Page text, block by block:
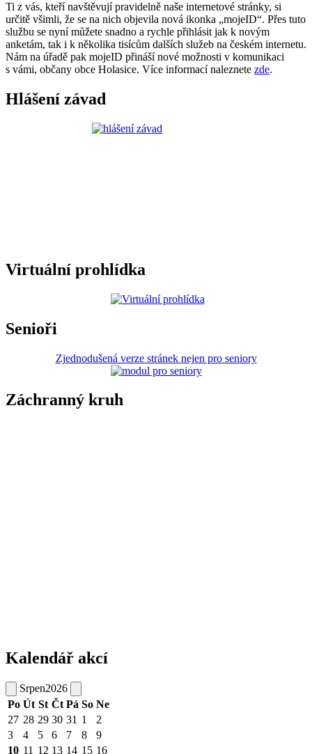
Ti z vás, kteří navštěvují pravidelně naše internetové stránky, si
určitě všimli, že se na nich objevila nová ikonka „mojeID“. Přes tuto
službu se nyní můžete snadno a rychle přihlásit jak k novým
anketám, tak i k několika tisícům dalších služeb na českém internetu.
Nám na úřadě pak mojeID přináší nové možnosti v komunikaci
s vámi, občany obce Holasice. Více informací naleznete zde.
Hlášení závad
Virtuální prohlídka
Senioři
Zjednodušená verze stránek nejen pro seniory
Záchranný kruh
Kalendář akcí
Srpen2026
Po Út St Čt Pá So Ne
27 28 29 30 31 1
2
3
4 5 6 7 8
9
10 11 12 13 14 15 16